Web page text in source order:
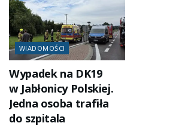
WIADOMOŚCI
Wypadek na DK19
w Jabłonicy Polskiej.
Jedna osoba trafiła
do szpitala